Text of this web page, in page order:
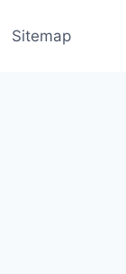
Sitemap